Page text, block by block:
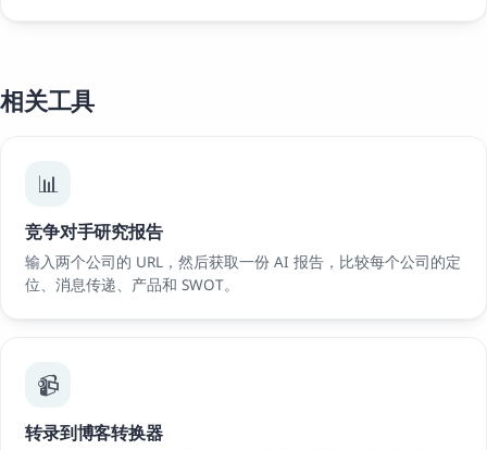
相关工具
📊
竞争对手研究报告
输入两个公司的 URL，然后获取一份 AI 报告，比较每个公司的定
位、消息传递、产品和 SWOT。
📹
转录到博客转换器